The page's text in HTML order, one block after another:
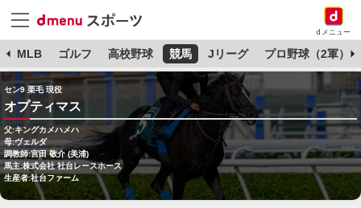
dメニュー
MLB ゴルフ 高校野球 競馬 Jリーグ プロ野球（2軍）
セン9 栗毛 現役
オプティマス
父:キングカメハメハ
母:ヴェルダ
調教師:宮田 敬介 (美浦)
馬主:株式会社 社台レースホース
生産者:社台ファーム